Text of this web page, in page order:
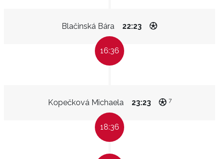
Blačinská Bára 22:23
16:36
Kopečková Michaela 23:23 7
18:36